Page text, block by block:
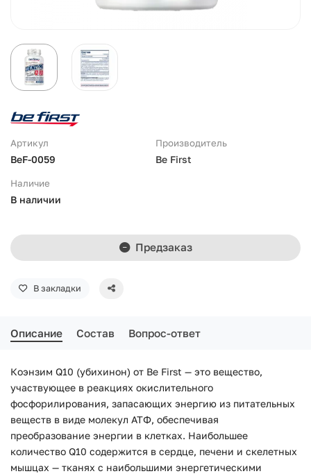
Артикул
BeF-0059
Производитель
Be First
Наличие
В наличии
Предзаказ
В закладки
Описание Состав Вопрос-ответ
Коэнзим Q10 (убихинон) от Be First — это вещество,
участвующее в реакциях окислительного
фосфорилирования, запасающих энергию из питательных
веществ в виде молекул АТФ, обеспечивая
преобразование энергии в клетках. Наибольшее
количество Q10 содержится в сердце, печени и скелетных
мышцах — тканях с наибольшими энергетическими